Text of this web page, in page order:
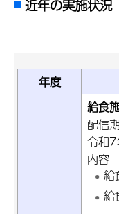
近年の実施状況
年度
給食
配信
令和
内容
給
給